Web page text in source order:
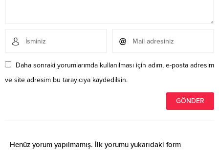
Daha sonraki yorumlarımda kullanılması için adım, e-posta adresim
ve site adresim bu tarayıcıya kaydedilsin.
Henüz yorum yapılmamış. İlk yorumu yukarıdaki form